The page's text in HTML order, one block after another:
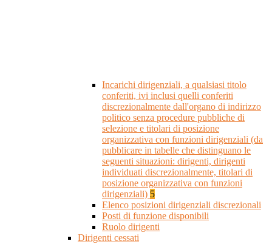
Incarichi dirigenziali, a qualsiasi titolo
conferiti, ivi inclusi quelli conferiti
discrezionalmente dall'organo di indirizzo
politico senza procedure pubbliche di
selezione e titolari di posizione
organizzativa con funzioni dirigenziali (da
pubblicare in tabelle che distinguano le
seguenti situazioni: dirigenti, dirigenti
individuati discrezionalmente, titolari di
posizione organizzativa con funzioni
dirigenziali) 5
Elenco posizioni dirigenziali discrezionali
Posti di funzione disponibili
Ruolo dirigenti
Dirigenti cessati